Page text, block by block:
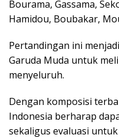
Bourama, Gassama,
Hamidou, Boubakar,
Pertandingan ini
Garuda Muda untuk
menyeluruh.
Dengan komposisi
Indonesia berharap
sekaligus evaluasi